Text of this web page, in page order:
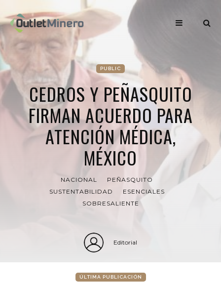
PUBLIC
CEDROS Y PEÑASQUITO
FIRMAN ACUERDO PARA
ATENCIÓN MÉDICA,
MÉXICO
NACIONAL
PEÑASQUITO
SUSTENTABILIDAD
ESENCIALES
SOBRESALIENTE
Editorial
ÚLTIMA PUBLICACIÓN